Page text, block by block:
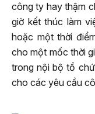
công ty hay thậm
giờ kết thúc làm
hoặc một thời
cho một mốc thời
trong nội bộ tổ
cho các yêu cầu